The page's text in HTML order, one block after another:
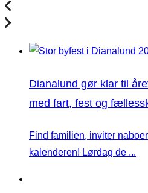
Dianalund gør klar til
med fart, fest og
Find familien, inviter
kalenderen! Lørdag de ...